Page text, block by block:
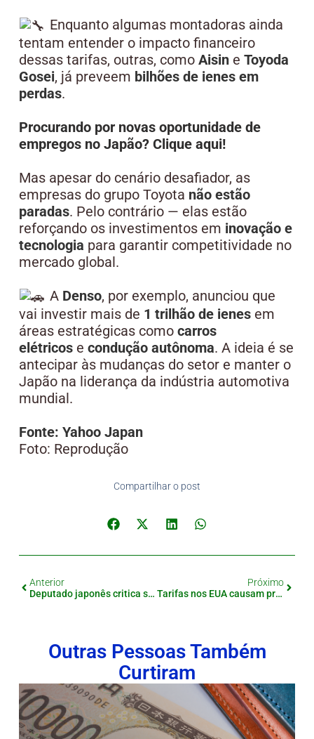
Enquanto algumas montadoras ainda
tentam entender o impacto financeiro
dessas tarifas, outras, como Aisine Toyoda
Gosei, já preveem bilhões de ienes em
perdas.
Procurando por novas oportunidade de
empregos no Japão? Clique aqui!
Mas apesar do cenário desafiador, as
empresas do grupo Toyota não estão
paradas. Pelo contrário — elas estão
reforçando os investimentos em inovação e
tecnologia para garantir competitividade no
mercado global.
A Denso, por exemplo, anunciou que
vai investir mais de 1 trilhão de ienesem
áreas estratégicas como carros
elétricose condução autônoma. A ideia é se
antecipar às mudanças do setor e manter o
Japão na liderança da indústria automotiva
mundial.
Fonte: Yahoo Japan
Foto: Reprodução
Compartilhar o post
Anterior
Deputado japonês critica subsídios para carros elétricos chineses: “Estamos fortalecendo nossos concorrentes?”
Próximo
Tarifas nos EUA causam prejuízos bilionários e até o McDonald’s sente o impacto!
Outras Pessoas Também
Curtiram